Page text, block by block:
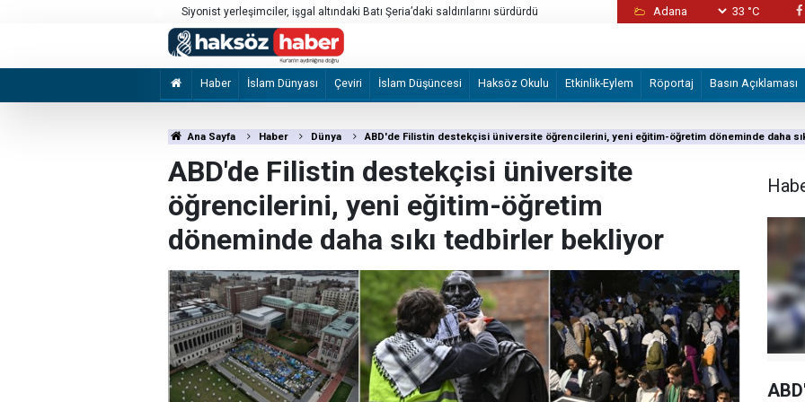
Sebte’deki göç hareketliliği
Alman STK'den Volkswagen fabrikasının
33 °C
Haber İslam Dünyası Çeviri İslam Düşüncesi Haksöz Okulu Etkinlik-Eylem Röportaj Basın Açıklaması
Ana Sayfa Haber Dünya ABD'de Filistin destekçisi üniversite öğrencilerini, yeni eğitim-öğretim döneminde daha
ABD'de Filistin destekçisi üniversite
öğrencilerini, yeni eğitim-öğretim
döneminde daha sıkı tedbirler bekliyor